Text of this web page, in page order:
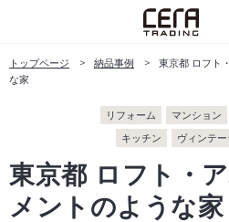
トップページ 納品事例
東京都 ロフト
な家
リフォーム マンション
キッチン ヴィンテー
東京都 ロフト・
メントのような家